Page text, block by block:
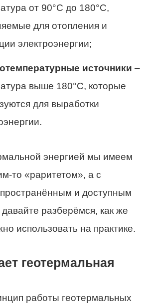
от 90°C до 180°C,
для отопления и
электроэнергии;
источники –
выше 180°C, которые
для выработки
энергией мы имеем
то «раритетом», а с
и доступным
разберёмся, как же
использовать на практике.
геотермальная
работы геотермальных